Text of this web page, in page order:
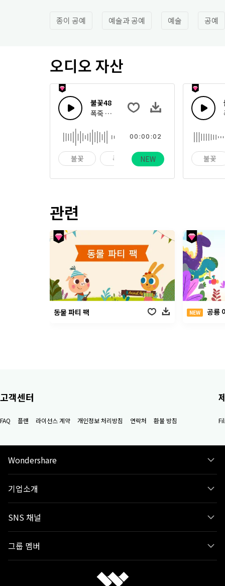
종이 공예 예술과 공예 예술 공예
오디오 자산
불꽃48
폭죽 터짐, 플레어, 봇텔로켓, 심지 비춰지는
불꽃 폭죽 휴일
00:00:02
NEW 불꽃
관련
동물 파티 팩 NEW 공룡
고객센터
FAQ 플랜 라이선스 계약 개인정보 처리방침 연락처 환불 방침
Wondershare
기업소개
SNS 채널
그룹 멤버